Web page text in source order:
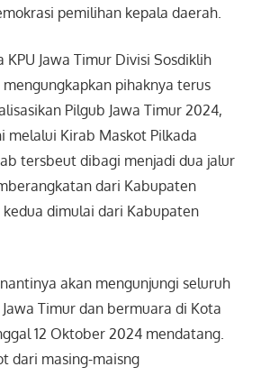
pemilihan kepala daerah.
KPU Jawa Timur Divisi Sosdiklih
pihaknya terus
Pilgub Jawa Timur 2024,
melalui Kirab Maskot Pilkada
tersbeut dibagi menjadi dua jalur
dari Kabupaten
dimulai dari Kabupaten
akan mengunjungi seluruh
Timur dan bermuara di Kota
12 Oktober 2024 mendatang.
dari masing-maisng